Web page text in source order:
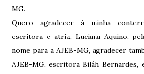
MG.
Quero agradecer à minha
escritora e atriz, Luciana Aquino,
nome para a AJEB-MG, agradecer
AJEB-MG, escritora Biláh Bernardes,